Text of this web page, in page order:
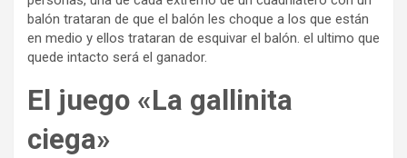
balón trataran de que el balón les choque a los que están
en medio y ellos trataran de esquivar el balón. el ultimo que
quede intacto será el ganador.
El juego «La gallinita
ciega»